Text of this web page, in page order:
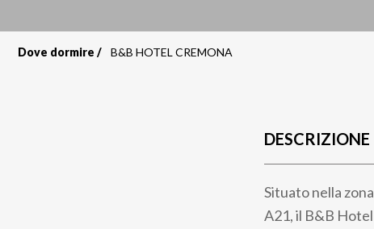
Dove dormire B&B HOTEL CREMONA
DESCRIZIONE
Situato nella
A21, il B&B